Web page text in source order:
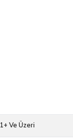
1+ Ve Üzeri